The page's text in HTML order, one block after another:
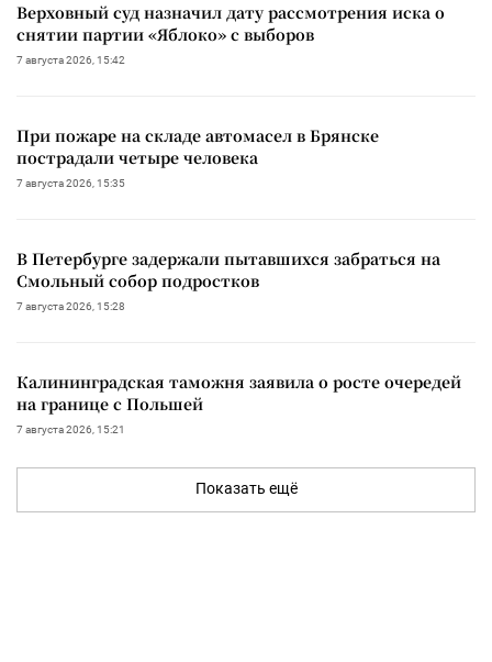
Верховный суд назначил дату рассмотрения иска о
снятии партии «Яблоко» с выборов
7 августа 2026, 15:42
При пожаре на складе автомасел в Брянске
пострадали четыре человека
7 августа 2026, 15:35
В Петербурге задержали пытавшихся забраться на
Смольный собор подростков
7 августа 2026, 15:28
Калининградская таможня заявила о росте очередей
на границе с Польшей
7 августа 2026, 15:21
Показать ещё